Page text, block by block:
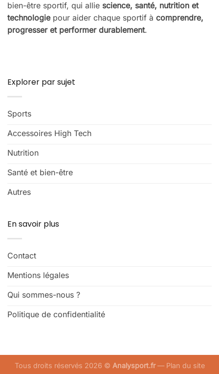
bien-être sportif, qui allie science, santé, nutrition et
technologiepour aider chaque sportif à comprendre,
progresser et performer durablement.
Explorer par sujet
Sports
Accessoires High Tech
Nutrition
Santé et bien-être
Autres
En savoir plus
Contact
Mentions légales
Qui sommes-nous ?
Politique de confidentialité
Tous droits réservés 2026 © Analysport.fr— Plan du site